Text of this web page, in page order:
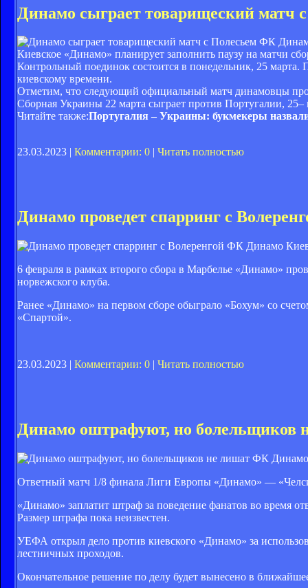
Динамо сыграет товарищеский матч
ФК
Киевское «Динамо» планирует заполнить паузу на матчи
Контрольный поединок состоится в понедельник, 25 марта.
киевскому времени.
Отметим, что следующий официальный матч динамовцы
Сборная Украины 22 марта сыграет против Португалии,
Читайте также:Португалия – Украины: букмекеры
23.03.2023 | Комментарии: 0 Читать полностью
Динамо проведет спарринг с
ФК Динамо
6 февраля в рамках второго сбора в Марбелье «Динамо»
норвежского клуба.
Ранее «Динамо» на первом сборе обыграло «Бохум» со
«Спартой».
23.03.2023 | Комментарии: 0 | Читать полностью
Динамо оштрафуют, но болельщиков
ФК
Ответный матч 1/8 финала Лиги Европы «Динамо» —
«Динамо» заплатит штраф за поведение фанатов во
Размер штрафа пока неизвестен.
УЕФА открыл дело против киевского «Динамо» за
лестничных проходов.
Окончательное решение по делу будет вынесено в